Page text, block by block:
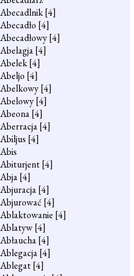
Abecadlnik[4]
Abecadło [4]
Abecadłowy[4]
Abelagja[4]
Abelek[4]
Abeljo [4]
Abelkowy[4]
Abelowy[4]
Abeona[4]
Aberracja[4]
Abiljus [4]
Abis
Abiturjent[4]
Abja[4]
Abjuracja[4]
Abjurować [4]
Ablaktowanie [4]
Ablatyw[4]
Abłaucha[4]
Ablegacja[4]
Ablegat[4]